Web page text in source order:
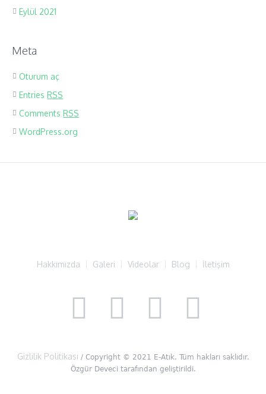
Eylül 2021
Meta
Oturum aç
EntriesRSS
CommentsRSS
WordPress.org
Hakkımızda Galeri Videolar Blog İletişim
Gizlilik Politikası / Copyright © 2021 E-Atık. Tüm hakları saklıdır.
Özgür Deveci tarafından geliştirildi.